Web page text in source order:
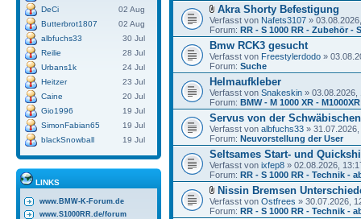
DeCi
02 Aug
Butterbrot1807
02 Aug
albfuchs33
30 Jul
Reilie
28 Jul
Urbans1k
24 Jul
Heitzer
23 Jul
Caine
20 Jul
Gio1996
19 Jul
SimonFabian65
19 Jul
blackSnowball
19 Jul
LINKS
www.BMW-K-Forum.de
www.S1000RR.de/forum
Akra Shorty Befestigung
Verfasst von Nafets3107 »
Forum: RR - S 1000 RR - Zubehör -
Bmw RCK3 gesucht
Verfasst von Freestylerdodo »
Forum: Suche
Helmaufkleber
Verfasst von Snakeskin » 03.08.2026,
Forum: BMW - M 1000 XR - M1000XR
Servus von der
Verfasst von albfuchs33 »
Forum: Neuvorstellung der User
Seltsames Start- und
Verfasst von ixfep8 » 02.08.2026,
Forum: RR - S 1000 RR - Technik -
Nissin Bremsen
Verfasst von Ostfrees » 30.07.2026,
Forum: RR - S 1000 RR - Technik -